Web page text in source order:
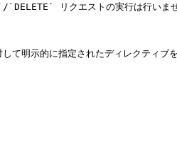
リクエストの実行は行いませ
示的に指定されたディレクティブ